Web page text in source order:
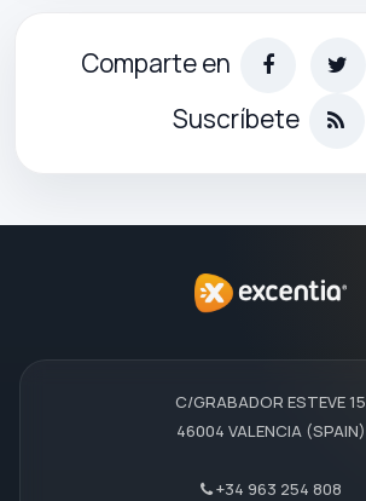
Comparte en
Suscríbete
C/GRABADOR ESTEVE 15
46004 VALENCIA (SPAIN)
+34 963 254 808